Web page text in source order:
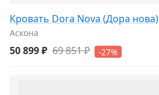
Кровать Dora Nova (Дора нова)
Аскона
50 899 ₽ 69 851 ₽ -27%